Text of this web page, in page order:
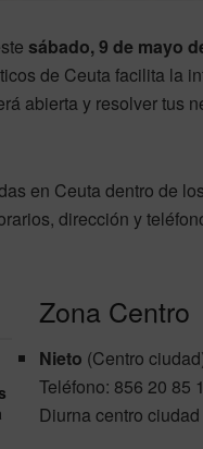
sábado, 9 de mayo
de Ceuta facilita la
abierta y resolver tus
en Ceuta dentro de
dirección y
Zona Centro
Nieto (Centro
Teléfono: 856 20 85
Diurna centro ciudad